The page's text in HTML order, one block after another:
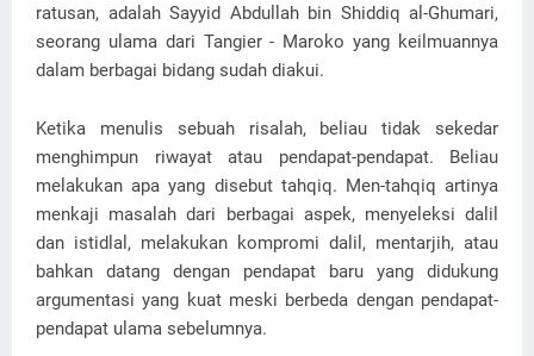
ratusan, adalah Sayyid Abdullah bin Shiddiq al-Ghumari,
seorang ulama dari Tangier - Maroko yang keilmuannya
dalam berbagai bidang sudah diakui.
Ketika menulis sebuah risalah, beliau tidak sekedar
menghimpun riwayat atau pendapat-pendapat. Beliau
melakukan apa yang disebut tahqiq. Men-tahqiq artinya
menkaji masalah dari berbagai aspek, menyeleksi dalil
dan istidlal, melakukan kompromi dalil, mentarjih, atau
bahkan datang dengan pendapat baru yang didukung
argumentasi yang kuat meski berbeda dengan pendapat-
pendapat ulama sebelumnya.